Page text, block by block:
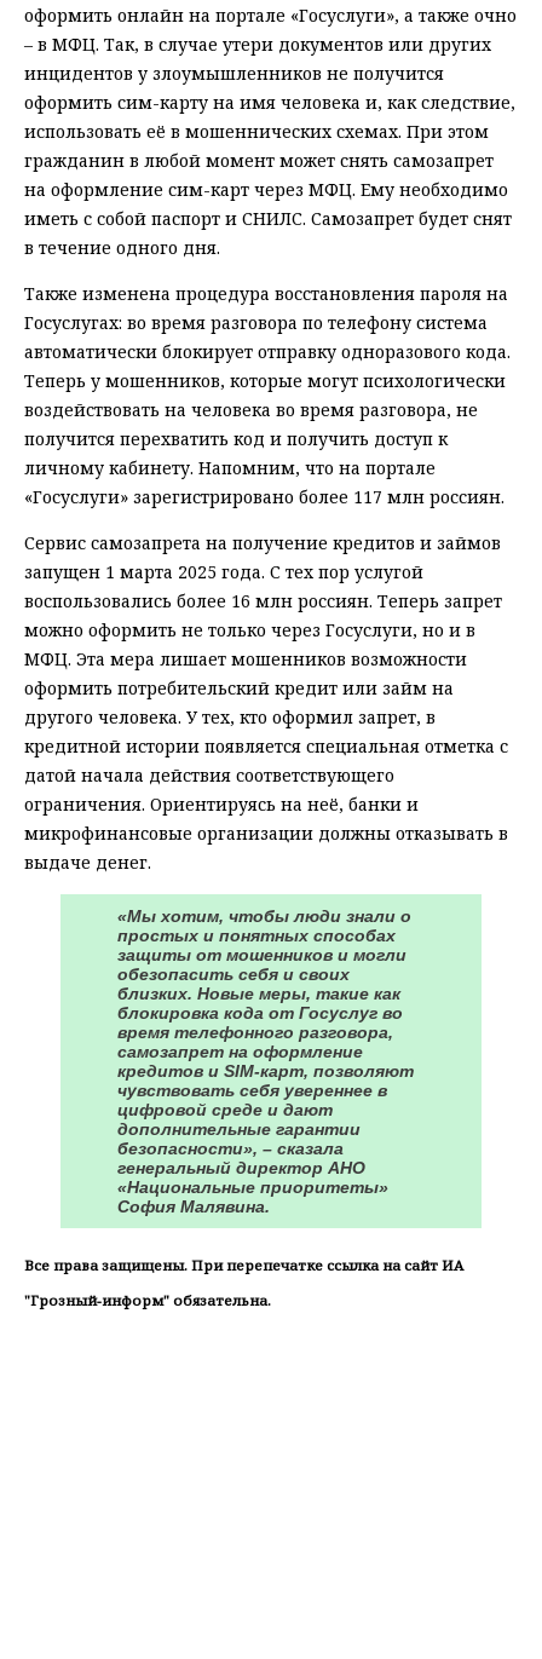
оформить онлайн на портале «Госуслуги», а также очно
– в МФЦ. Так, в случае утери документов или других
инцидентов у злоумышленников не получится
оформить сим-карту на имя человека и, как следствие,
использовать её в мошеннических схемах. При этом
гражданин в любой момент может снять самозапрет
на оформление сим-карт через МФЦ. Ему необходимо
иметь с собой паспорт и СНИЛС. Самозапрет будет снят
в течение одного дня.
Также изменена процедура восстановления пароля на
Госуслугах: во время разговора по телефону система
автоматически блокирует отправку одноразового кода.
Теперь у мошенников, которые могут психологически
воздействовать на человека во время разговора, не
получится перехватить код и получить доступ к
личному кабинету. Напомним, что на портале
«Госуслуги» зарегистрировано более 117 млн россиян.
Сервис самозапрета на получение кредитов и займов
запущен 1 марта 2025 года. С тех пор услугой
воспользовались более 16 млн россиян. Теперь запрет
можно оформить не только через Госуслуги, но и в
МФЦ. Эта мера лишает мошенников возможности
оформить потребительский кредит или займ на
другого человека. У тех, кто оформил запрет, в
кредитной истории появляется специальная отметка с
датой начала действия соответствующего
ограничения. Ориентируясь на неё, банки и
микрофинансовые организации должны отказывать в
выдаче денег.
«Мы хотим, чтобы люди знали о
простых и понятных способах
защиты от мошенников и могли
обезопасить себя и своих
близких. Новые меры, такие как
блокировка кода от Госуслуг во
время телефонного разговора,
самозапрет на оформление
кредитов и SIM-карт, позволяют
чувствовать себя увереннее в
цифровой среде и дают
дополнительные гарантии
безопасности», – сказала
генеральный директор АНО
«Национальные приоритеты»
София Малявина.
Все права защищены. При перепечатке ссылка на сайт ИА
"Грозный-информ" обязательна.